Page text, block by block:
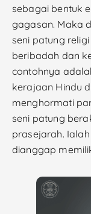
sebagai bentuk
gagasan. Maka
seni patung
beribadah dan
contohnya
kerajaan Hindu
menghormati
seni patung
prasejarah.
dianggap